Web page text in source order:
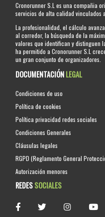
Cronorunner S.L es una compañia
servicios de alta calidad vinculados
La profesionalidad, el cálculo
al corredor, la búsqueda de la
valores que identifican y distinguen
ha permitido a Cronorunner S.L
un gran conjunto de organizadores.
DOCUMENTACIÓNLEGAL
Condiciones de uso
Política de cookies
Política privacidad redes sociales
Condiciones Generales
Cláusulas legales
RGPD (Reglamento General
Autorización menores
REDESSOCIALES